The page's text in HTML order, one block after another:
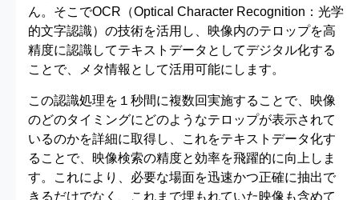
ん。そこでOCR（Optical Character Recognition：光学
的文字認識）の技術を活用し、映像内のテロップを高
精度に認識してテキストデータとしてデジタル化する
ことで、メタ情報として活用可能にします。
この認識処理を１秒間に複数回実施することで、映像
のどのタイミングにどのようなテロップが表示されて
いるのかを詳細に取得し、これをテキストデータ化す
ることで、映像検索の精度と効率を飛躍的に向上しま
す。これにより、必要な場面を迅速かつ正確に抽出で
きるだけでなく、これまで埋もれていた映像も含めて